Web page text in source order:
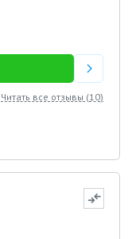
Читать все отзывы (10)